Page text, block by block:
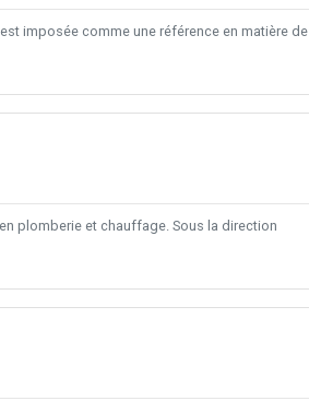
imposée comme une référence en matière de
plomberie et chauffage. Sous la direction